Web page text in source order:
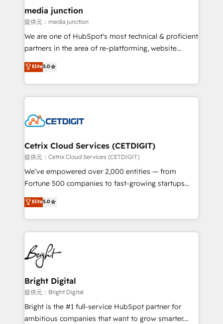
Mexico, USA, and Portugal—we've executed over a
hundred successful operations. Our approach,
rooted in RevOps principles, integrates analysis,
training, planning, and qualification. Leveraging
inbound marketing tactics, we focus on
understanding, nurturing, and converting leads.
competitive market.
media junction
提供元：media junction
We are one of HubSpot's most technical & proficient
partners in the area of re-platforming, website
design & development. We specialize in multi-hub
implementations for mid-market & enterprise
companies. We are woman-owned, powered by
coffee, and we ❤️ dogs. We produce award-winning
Impact Award 🏆2022 Technical Expertise Impact
Award 🏆2020 Elite Solutions Partner 🏆2019
Integrations HubSpot Impact Award 🏆2019
Marketing Enablement HubSpot Impact Award 🏆
2018 Website Design HubSpot Impact Award 🏆2017
Growth-Driven Design Agency of the Year 🏆2016
Sales Enablement HubSpot Impact Award 🏆2015
HubSpot COS Performance Award 🏆2014 HubSpot
COS Design Award 🏆2013 HubSpot Marketplace
Partner 📆Founded in 1997
Elite5.0
Cetrix Cloud Services (CETDIGIT)
提供元：Cetrix Cloud Services (CETDIGIT)
We’ve empowered over 2,000 entities — from
Fortune 500 companies to fast-growing startups
and nonprofits — to streamline operations, scale
revenue, and unlock the full potential of HubSpot.
With deep technical and industry expertise, we fuse
automation, integration, and AI innovation to deliver
lasting impact. We specialize in: • Turnkey and end-
to-end HubSpot implementations • Onboarding for
Sales, Service, Marketing & Content Hubs • AI voice
and chat agents, predictive automation, and smart
workflows • Salesforce + HubSpot integration •
RevOps and AI-driven sales enablement • Website
design and CMS development • ERP integration: SAP,
Elite5.0
Bright Digital
提供元：Bright Digital
Bright is the #1 full-service HubSpot partner for
ambitious companies that want to grow smarter.